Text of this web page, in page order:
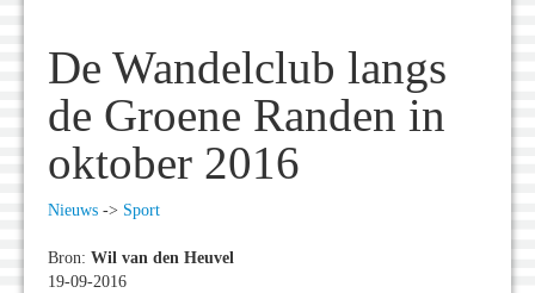
De Wandelclub langs
de Groene Randen in
oktober 2016
Nieuws -> Sport
Bron: Wil van den Heuvel
19-09-2016